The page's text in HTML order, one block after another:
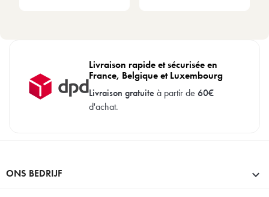
Livraison rapide et sécurisée en
France, Belgique et Luxembourg
Livraison gratuite à partir de 60€
d'achat.
ONS BEDRIJF 